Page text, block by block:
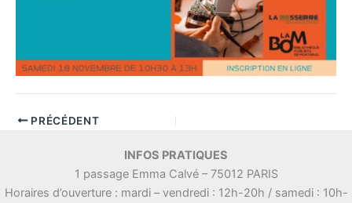
PRÉCÉDENT
INFOS PRATIQUES
1 passage Emma Calvé – 75012 PARIS
Horaires d’ouverture : mardi – vendredi : 12h-20h / samedi : 10h-